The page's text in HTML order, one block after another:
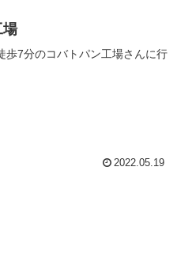
歩7分のコバトパン工場さんに行
2022.05.19